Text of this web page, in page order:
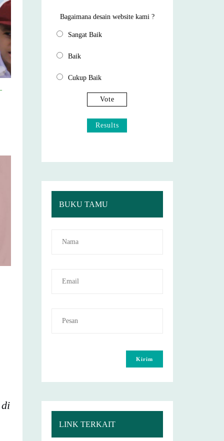
Bagaimana desain website kami ?
Sangat Baik
Baik
Cukup Baik
Vote
Results
BUKU TAMU
LINK TERKAIT